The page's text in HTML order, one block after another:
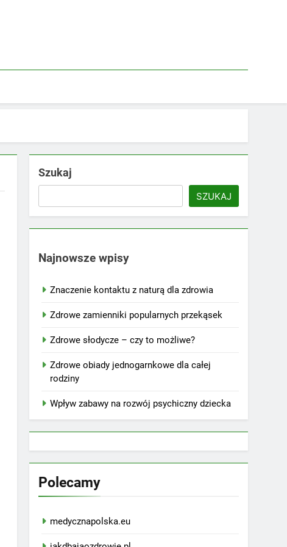
Szukaj
SZUKAJ
Najnowsze wpisy
Znaczenie kontaktu z naturą dla zdrowia
Zdrowe zamienniki popularnych przekąsek
Zdrowe słodycze – czy to możliwe?
Zdrowe obiady jednogarnkowe dla całej
rodziny
Wpływ zabawy na rozwój psychiczny dziecka
Polecamy
medycznapolska.eu